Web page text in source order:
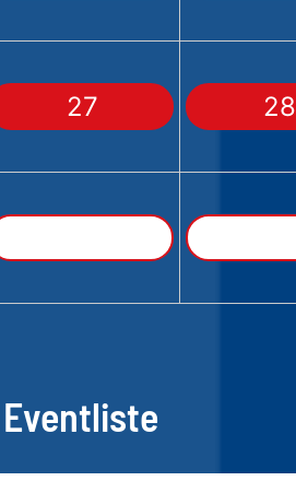
27 28
Eventliste